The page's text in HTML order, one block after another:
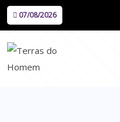
07/08/2026